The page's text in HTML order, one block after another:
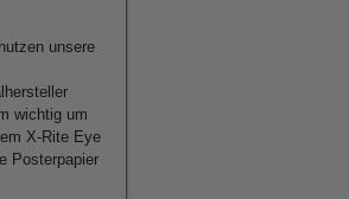
unsere
wichtig um
X-Rite Eye
Posterpapier